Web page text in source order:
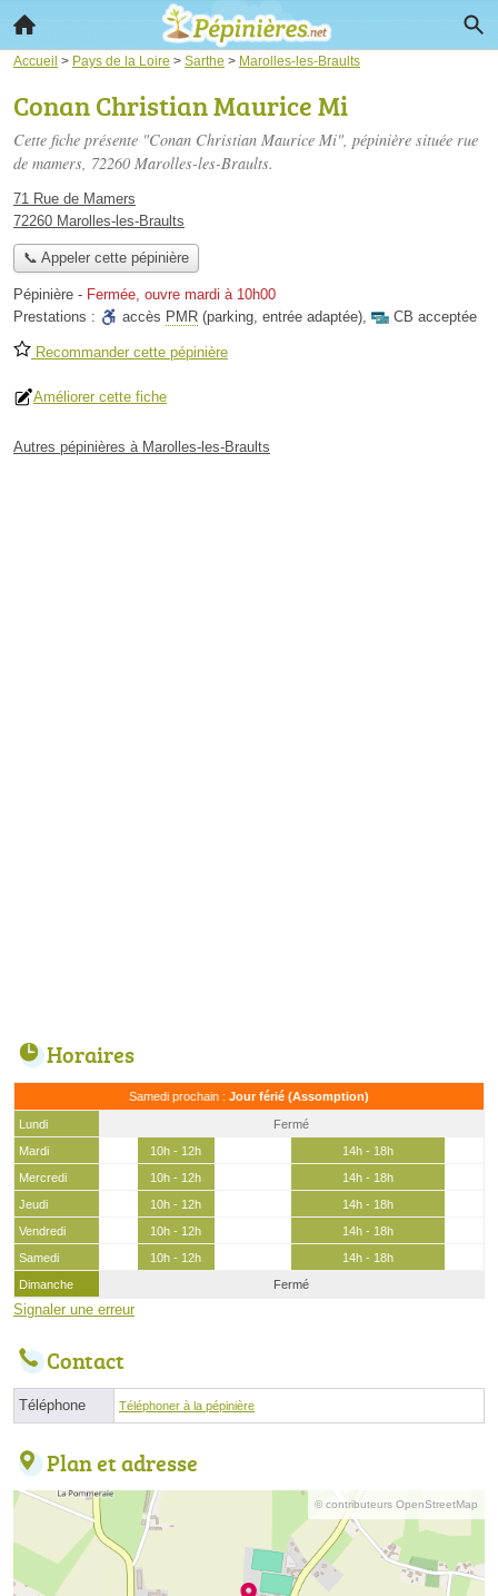
Accueil > Pays de la Loire > Sarthe > Marolles-les-Braults
Conan Christian Maurice Mi
Cette fiche présente "Conan Christian Maurice Mi", pépinière située rue
de mamers, 72260 Marolles-les-Braults.
71 Rue de Mamers
72260 Marolles-les-Braults
📞 Appeler cette pépinière
Pépinière - Fermée, ouvre mardi à 10h00
Prestations :
accès PMR (parking, entrée adaptée), CB acceptée
Recommander cette pépinière
Améliorer cette fiche
Autres pépinières à Marolles-les-Braults
Horaires
Samedi prochain : Jour férié (Assomption)
Lundi
Fermé
Mardi
10h - 12h
14h - 18h
Mercredi
10h - 12h
14h - 18h
Jeudi
10h - 12h
14h - 18h
Vendredi
10h - 12h
14h - 18h
Samedi
10h - 12h
14h - 18h
Dimanche
Fermé
Signaler une erreur
Contact
Téléphone Téléphoner à la pépinière
Plan et adresse
© contributeurs OpenStreetMap